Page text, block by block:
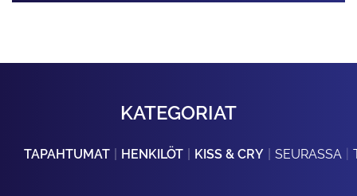
KATEGORIAT
TAPAHTUMAT HENKILÖT KISS & CRY SEURASSA